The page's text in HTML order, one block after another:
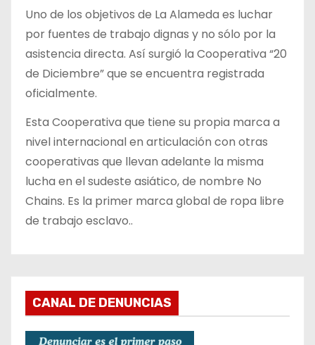
Uno de los objetivos de La Alameda es luchar
por fuentes de trabajo dignas y no sólo por la
asistencia directa. Así surgió la Cooperativa “20
de Diciembre” que se encuentra registrada
oficialmente.
Esta Cooperativa que tiene su propia marca a
nivel internacional en articulación con otras
cooperativas que llevan adelante la misma
lucha en el sudeste asiático, de nombre No
Chains. Es la primer marca global de ropa libre
de trabajo esclavo..
CANAL DE DENUNCIAS